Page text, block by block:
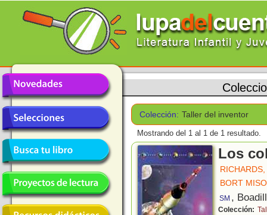
Colección: Taller del inventor
Mostrando del 1 al 1 de 1 resultado.
Los
BORT
SM ,
Colección: